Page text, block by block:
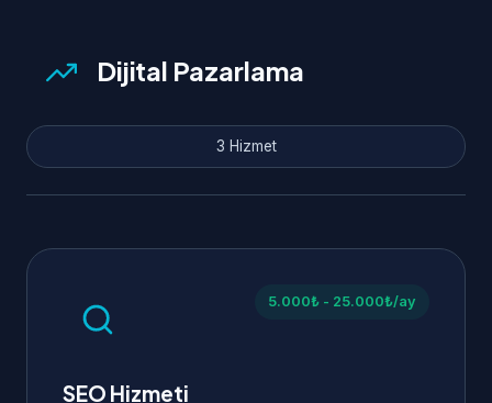
Dijital Pazarlama
3 Hizmet
5.000₺ - 25.000₺/ay
SEO Hizmeti